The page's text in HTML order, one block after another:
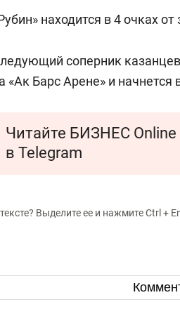
находится в 4 очках
соперник
«Ак Барс Арене» и начнется
Читайте БИЗНЕС Online
в Telegram
Выделите ее и нажмите Ctrl +